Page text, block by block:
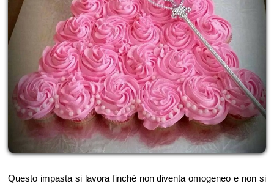
Questo impasta si lavora finché non diventa omogeneo e non si